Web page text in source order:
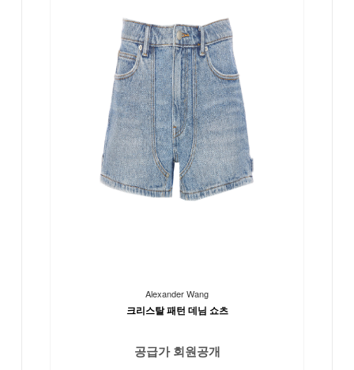
Alexander Wang
크리스탈 패턴 데님 쇼츠
공급가 회원공개